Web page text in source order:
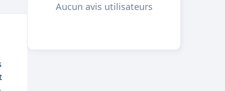
Aucun avis utilisateurs